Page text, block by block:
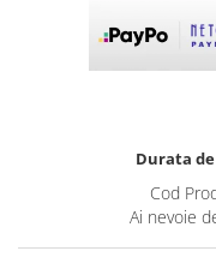
Durata
Cod
Ai nevoie